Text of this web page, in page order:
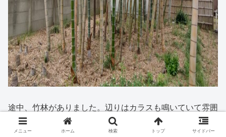
途中、竹林がありました。辺りはカラスも鳴いていて雰囲
気ありますね。
メニュー ホーム 検索 トップ サイドバー